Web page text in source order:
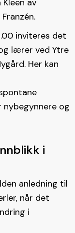
av
inviteres det
lærer ved Ytre
Her kan
nybegynnere og
i
anledning til
når det
i